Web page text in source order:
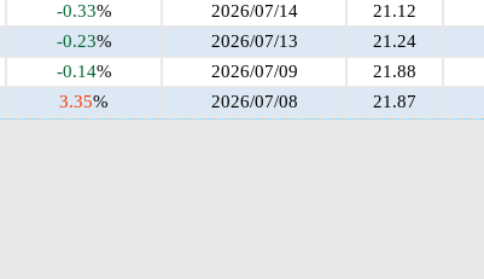
-0.33% 2026/07/14
21.12
-0.23% 2026/07/13
21.24
-0.14% 2026/07/09
21.88
3.35% 2026/07/08 21.87